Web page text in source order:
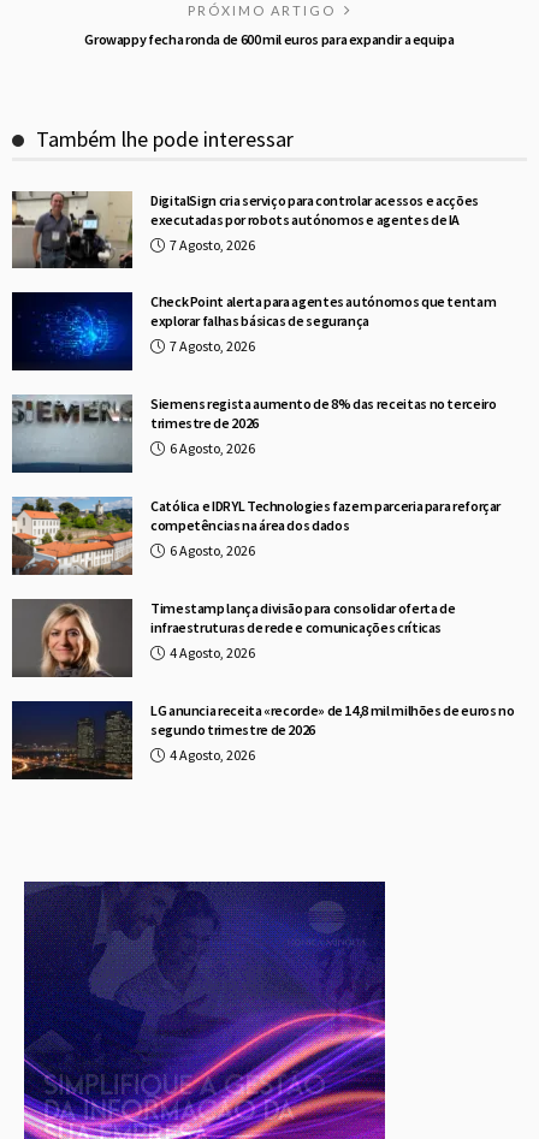
PRÓXIMO ARTIGO
Growappy fecha ronda de 600 mil euros para expandir a equipa
Também lhe pode interessar
DigitalSign cria serviço para controlar acessos e acções
executadas por robots autónomos e agentes de IA
7 Agosto, 2026
Check Point alerta para agentes autónomos que tentam
explorar falhas básicas de segurança
7 Agosto, 2026
Siemens regista aumento de 8% das receitas no terceiro
trimestre de 2026
6 Agosto, 2026
Católica e IDRYL Technologies fazem parceria para reforçar
competências na área dos dados
6 Agosto, 2026
Timestamp lança divisão para consolidar oferta de
infraestruturas de rede e comunicações críticas
4 Agosto, 2026
LG anuncia receita «recorde» de 14,8 mil milhões de euros no
segundo trimestre de 2026
4 Agosto, 2026